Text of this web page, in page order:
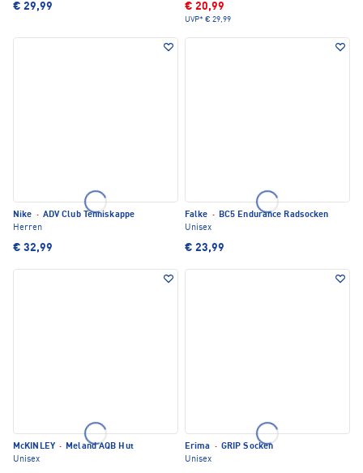
€ 29,99 € 20,99
UVP* € 29,99
Nike · ADV Club Tenniskappe
Herren
€ 32,99
Falke · BC5 Endurance Radsocken
Unisex
€ 23,99
McKINLEY · Meland AQB Hut
Unisex
Erima · GRIP Socken
Unisex